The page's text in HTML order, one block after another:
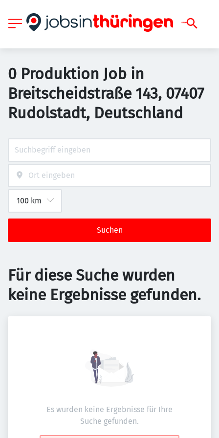
0 Produktion Job in
Breitscheidstraße 143, 07407
Rudolstadt, Deutschland
Suchen
Für diese Suche wurden
keine Ergebnisse gefunden.
Es wurden keine Ergebnisse für Ihre
Suche gefunden.